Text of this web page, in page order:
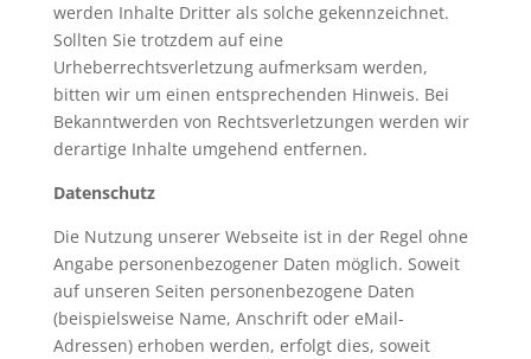
werden Inhalte Dritter als solche gekennzeichnet.
Sollten Sie trotzdem auf eine
Urheberrechtsverletzung aufmerksam werden,
bitten wir um einen entsprechenden Hinweis. Bei
Bekanntwerden von Rechtsverletzungen werden wir
derartige Inhalte umgehend entfernen.
Datenschutz
Die Nutzung unserer Webseite ist in der Regel ohne
Angabe personenbezogener Daten möglich. Soweit
auf unseren Seiten personenbezogene Daten
(beispielsweise Name, Anschrift oder eMail-
Adressen) erhoben werden, erfolgt dies, soweit